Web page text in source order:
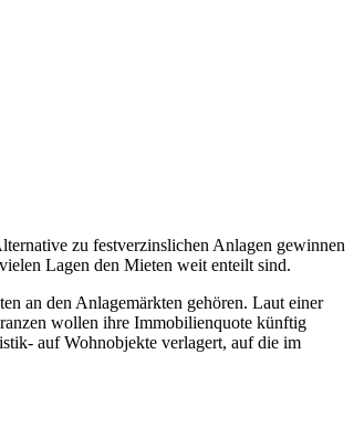
zu festverzinslichen Anlagen gewinnen
Lagen den Mieten weit enteilt sind.
an den Anlagemärkten gehören. Laut einer
wollen ihre Immobilienquote künftig
auf Wohnobjekte verlagert, auf die im